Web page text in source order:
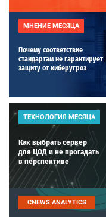
МНЕНИЕ МЕСЯЦА
Почему соответствие
стандартам не гарантирует
защиту от киберугроз
ТЕХНОЛОГИЯ МЕСЯЦА
Как выбрать сервер
для ЦОД и не прогадать
в перспективе
CNEWS ANALYTICS